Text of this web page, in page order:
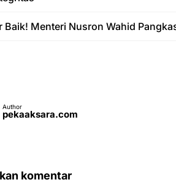
Baik! Menteri Nusron Wahid
Author
pekaaksara.com
komentar